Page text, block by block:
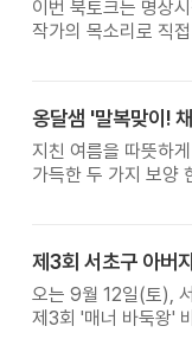
이번 북토크는 명상시
작가의 목소리로 직
옹달샘 '말복맞이!
지친 여름을 따뜻하
가득한 두 가지 보양
오는 9월 12일(토),
제3회 '매너 바둑왕'